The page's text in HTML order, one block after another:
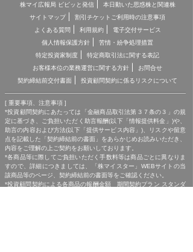
株マイ広報局 ビビッと発信
本日動いた思惑株と関連株
サイトマップ
割引チケットご利用時の注意事項
よくある質問
利用規約
電子交付サービス
個人情報保護方針
苦情・紛争処理措置
特定投資家制度
特定商取引法に関する表記
お客様本位の業務運営に関する方針
お問合せ
契約締結前交付書面
投資顧問契約に係るリスクについて
[ 重要事項、注意事項 ]
*投資顧問契約にあたっては「金融商品取引法第３７条の３」の規
定に基づき、ご負担いただく助言報酬(以下「情報提供料金」)や、
助言の内容および方法(以下「提供サービス内容」)、リスクや留意
点を記載した「契約締結前の書面」をあらかじめお読みいただき、
内容をご理解の上ご契約をお願いしております。
*各商品等に際してご負担いただく手数料等は商品ごとに異なりま
すので、詳細につきましては、「株マイスター」WEBサイトの当
該商品等のページ、契約締結前の書面等をご確認ください。
*投資顧問契約による各商品の報酬金額 期間契約プラン スタンダ